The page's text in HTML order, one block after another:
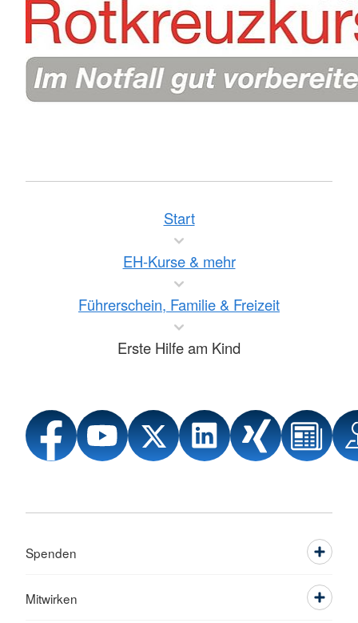
Start
EH-Kurse & mehr
Führerschein, Familie & Freizeit
Erste Hilfe am Kind
Spenden
Mitwirken